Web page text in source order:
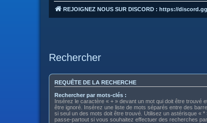
REJOIGNEZ NOUS SUR DISCORD : https://
Rechercher
REQUÊTE DE LA RECHERCHE
Rechercher par mots-clés :
Insérez le caractère « + » devant un mot qui doit être trouvé
être ignoré. Insérez une liste de mots séparés entre des
si seul un des mots doit être trouvé. Utilisez un astérisque «
passe-partout si vous souhaitez effectuer des recherches